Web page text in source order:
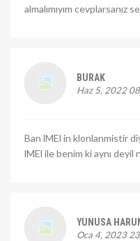
almalımıyım cevplarsanız
BURAK
Haz 5, 2022
Ban lMEl in klonlanmistir
lMEl ile benim ki aynı deyil
YUNUSA
Oca 4, 2023